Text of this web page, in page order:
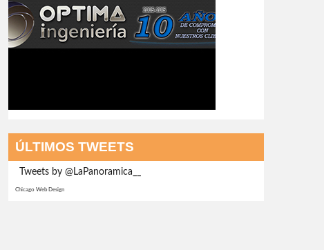
ÚLTIMOS TWEETS
Tweets by @LaPanoramica__
Chicago Web Design